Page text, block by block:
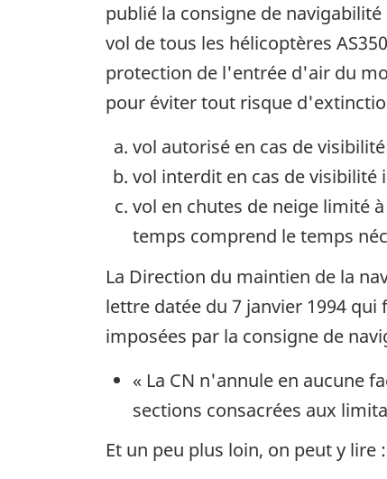
publié la consigne de
vol de tous les hélicoptères
protection de l'entrée d'air du
pour éviter tout risque
vol autorisé en cas de
vol interdit en cas de visibilité
vol en chutes de neige limité
temps comprend le temps
La Direction du maintien de la
lettre datée du 7 janvier 1994
imposées par la consigne de
« La CN n'annule en aucune
sections consacrées aux
Et un peu plus loin, on peut y lire :